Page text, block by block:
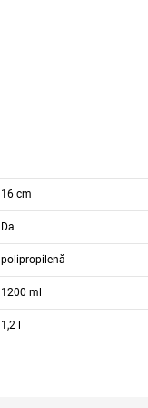
16 cm
Da
polipropilenă
1200 ml
1,2 l